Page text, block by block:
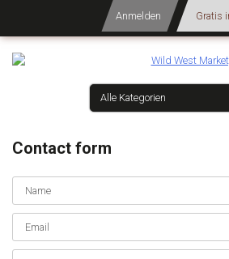
Anmelden Gratis
Contact form